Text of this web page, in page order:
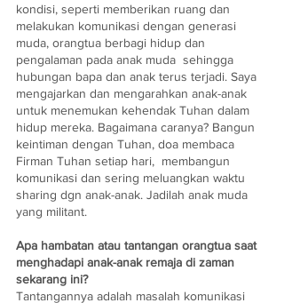
kondisi, seperti memberikan ruang dan
melakukan komunikasi dengan generasi
muda, orangtua berbagi hidup dan
pengalaman pada anak muda  sehingga
hubungan bapa dan anak terus terjadi. Saya
mengajarkan dan mengarahkan anak-anak
untuk menemukan kehendak Tuhan dalam
hidup mereka. Bagaimana caranya? Bangun
keintiman dengan Tuhan, doa membaca
Firman Tuhan setiap hari,  membangun
komunikasi dan sering meluangkan waktu
sharing dgn anak-anak. Jadilah anak muda
yang militant.
Apa hambatan atau tantangan orangtua saat
menghadapi anak-anak remaja di zaman
sekarang ini?
Tantangannya adalah masalah komunikasi